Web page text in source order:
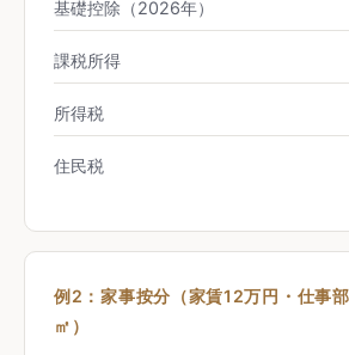
基礎控除（2026年）
課税所得
所得税
住民税
例2：家事按分（家賃12万円・仕事
㎡）